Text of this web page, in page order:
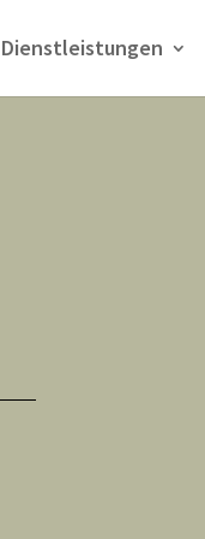
Dienstleistungen